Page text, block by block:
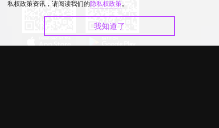
私权政策资讯，请阅读我们的隐私权政策。
我知道了